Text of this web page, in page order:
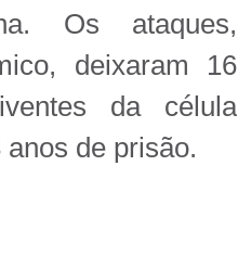
Os ataques,
deixaram 16
da célula
de prisão.